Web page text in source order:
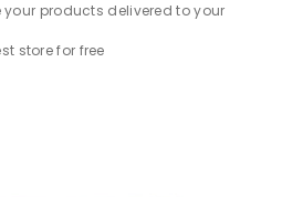
products delivered to your
store for free